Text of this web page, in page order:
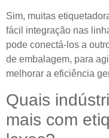
Sim, muitas
fácil integração nas
pode conectá-los a
de embalagem, para
melhorar a eficiência
Quais
mais com